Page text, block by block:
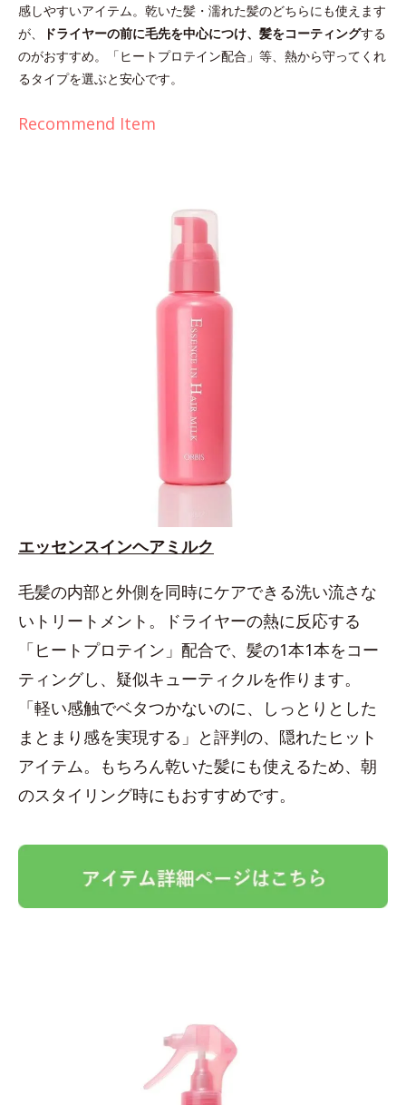
感しやすいアイテム。乾いた髪・濡れた髪のどちらにも使えます
が、
ドライヤーの前に毛先を中心につけ、髪をコーティングする
のがおすすめ。「ヒートプロテイン配合」等、熱から守ってくれ
るタイプを選ぶと安心です。
Recommend Item
エッセンスインヘアミルク
毛髪の内部と外側を同時にケアできる洗い流さな
いトリートメント。ドライヤーの熱に反応する
「ヒートプロテイン」配合で、髪の1本1本をコー
ティングし、疑似キューティクルを作ります。
「軽い感触でベタつかないのに、しっとりとした
まとまり感を実現する」と評判の、隠れたヒット
アイテム。もちろん乾いた髪にも使えるため、朝
のスタイリング時にもおすすめです。